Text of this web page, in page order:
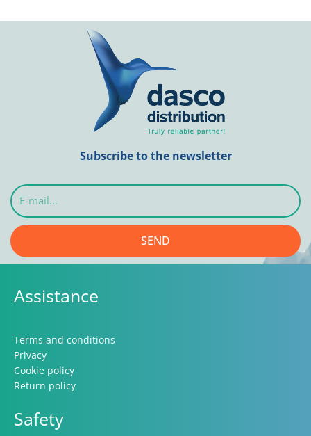
Subscribe to the newsletter
E-
mail...
SEND
Assistance
Terms and conditions
Privacy
Cookie policy
Return policy
Safety